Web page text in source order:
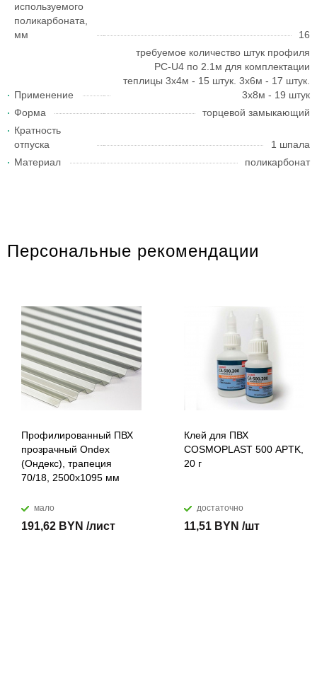
используемого
поликарбоната,
мм
16
Применение
требуемое количество штук профиля
РC-U4 по 2.1м для комплектации
теплицы 3х4м - 15 штук. 3х6м - 17 штук.
3х8м - 19 штук
Форма
торцевой замыкающий
Кратность
отпуска
1 шпала
Материал
поликарбонат
Персональные рекомендации
Профилированный ПВХ
прозрачный Ondex
(Ондекс), трапеция
70/18, 2500х1095 мм
мало
191,62 BYN /лист
Клей для ПВХ
COSMOPLAST 500 APTK,
20 г
достаточно
11,51 BYN /шт